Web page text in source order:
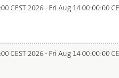
CEST 2026 - Fri Aug 14 00:00:00
CEST 2026 - Fri Aug 14 00:00:00